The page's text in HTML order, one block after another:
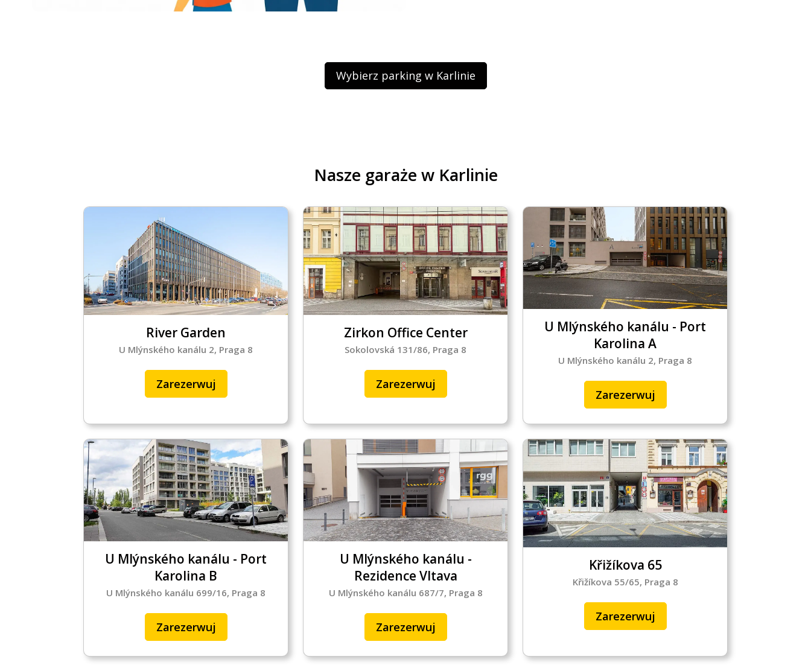
Pomoc / FAQ
Polityka cookies
Ochrona danych osobowych
Nota prawna
Zarezerwuj
EN
Wybierz parking w Karlinie
Nasze garaże w Karlinie
River Garden
U Mlýnského kanálu 2, Praga 8
Zarezerwuj
Zirkon Office Center
Sokolovská 131/86, Praga 8
Zarezerwuj
U Mlýnského kanálu - Port
Karolina A
U Mlýnského kanálu 2, Praga 8
Zarezerwuj
U Mlýnského kanálu - Port
Karolina B
U Mlýnského kanálu 699/16, Praga 8
Zarezerwuj
U Mlýnského kanálu -
Rezidence Vltava
U Mlýnského kanálu 687/7, Praga 8
Zarezerwuj
Křižíkova 65
Křižíkova 55/65, Praga 8
Zarezerwuj